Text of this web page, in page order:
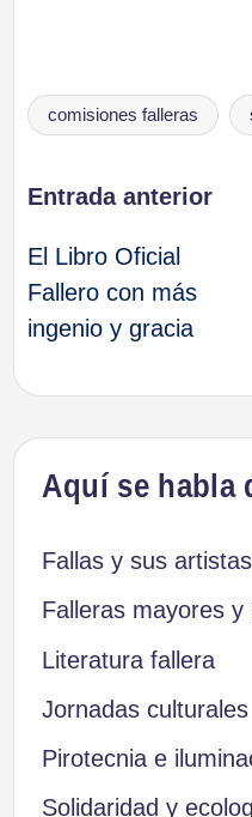
Etiquetas:
comisiones falleras
de
entradas
Entrada anterior
El Libro Oficial
Fallero con más
ingenio y gracia
Aquí se habla
Fallas y sus artistas
Falleras mayores y
Literatura fallera
Jornadas culturales
Pirotecnia e
Solidaridad y